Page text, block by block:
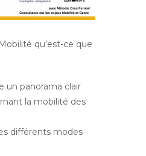
qu’est-ce que
un panorama clair
la mobilité des
différents modes